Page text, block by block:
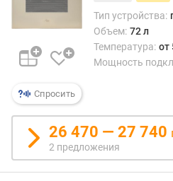
ш
и
н
д
л
я
в
с
т
Спросить
Тип устройства:
Объем: 72 л
Температура: от
Мощность
26 470 — 27 740
2 предложения